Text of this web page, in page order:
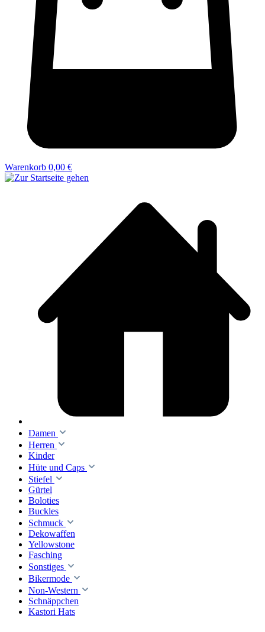
Warenkorb 0,00 €
Damen
Herren
Kinder
Hüte und Caps
Stiefel
Gürtel
Boloties
Buckles
Schmuck
Dekowaffen
Yellowstone
Fasching
Sonstiges
Bikermode
Non-Western
Schnäppchen
Kastori Hats